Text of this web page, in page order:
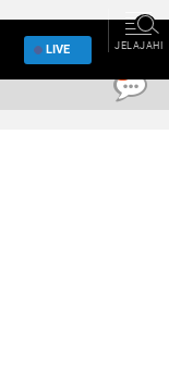
LIVE JELAJAHI